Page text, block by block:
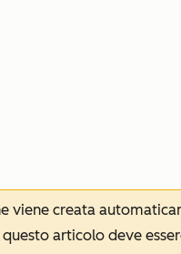
viene creata
articolo deve